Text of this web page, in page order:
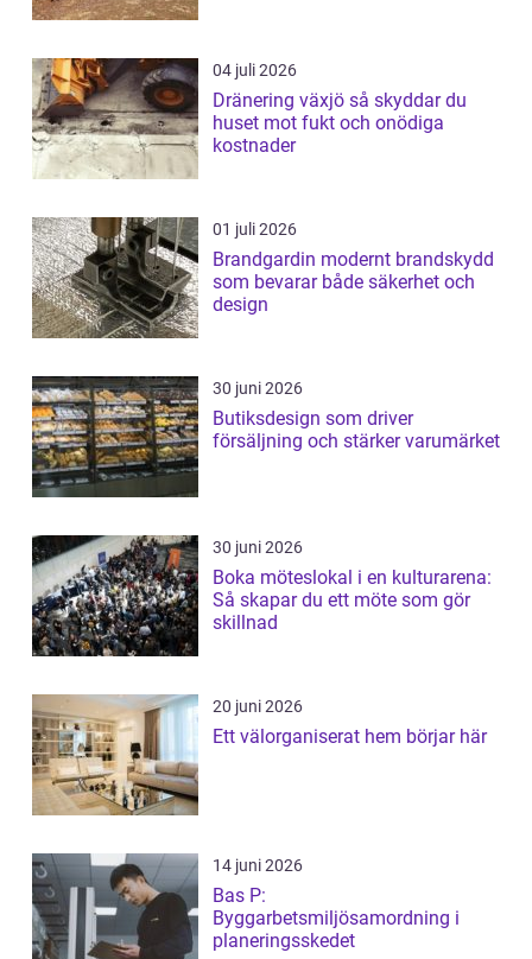
04 juli 2026
Dränering växjö så skyddar du
huset mot fukt och onödiga
kostnader
01 juli 2026
Brandgardin modernt brandskydd
som bevarar både säkerhet och
design
30 juni 2026
Butiksdesign som driver
försäljning och stärker varumärket
30 juni 2026
Boka möteslokal i en kulturarena:
Så skapar du ett möte som gör
skillnad
20 juni 2026
Ett välorganiserat hem börjar här
14 juni 2026
Bas P:
Byggarbetsmiljösamordning i
planeringsskedet